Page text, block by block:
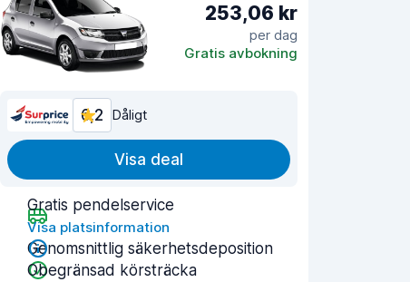
253,06 kr
per dag
Gratis avbokning
6,2 Dåligt
Visa deal
Gratis pendelservice
Visa platsinformation
Genomsnittlig säkerhetsdeposition
Obegränsad körsträcka